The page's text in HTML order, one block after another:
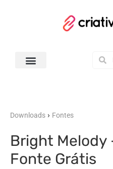
Downloads › Fontes
Bright Melody
Fonte Grátis